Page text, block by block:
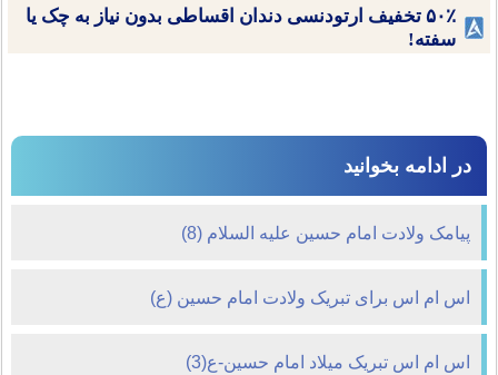
۵۰٪ تخفیف ارتودنسی دندان اقساطی بدون نیاز به چک یا
سفته!
در ادامه بخوانید
پیامک ولادت امام حسین علیه السلام (8)
اس ام اس برای تبريک ولادت امام حسين (ع)
اس ام اس تبريک ميلاد امام حسين-ع(3)